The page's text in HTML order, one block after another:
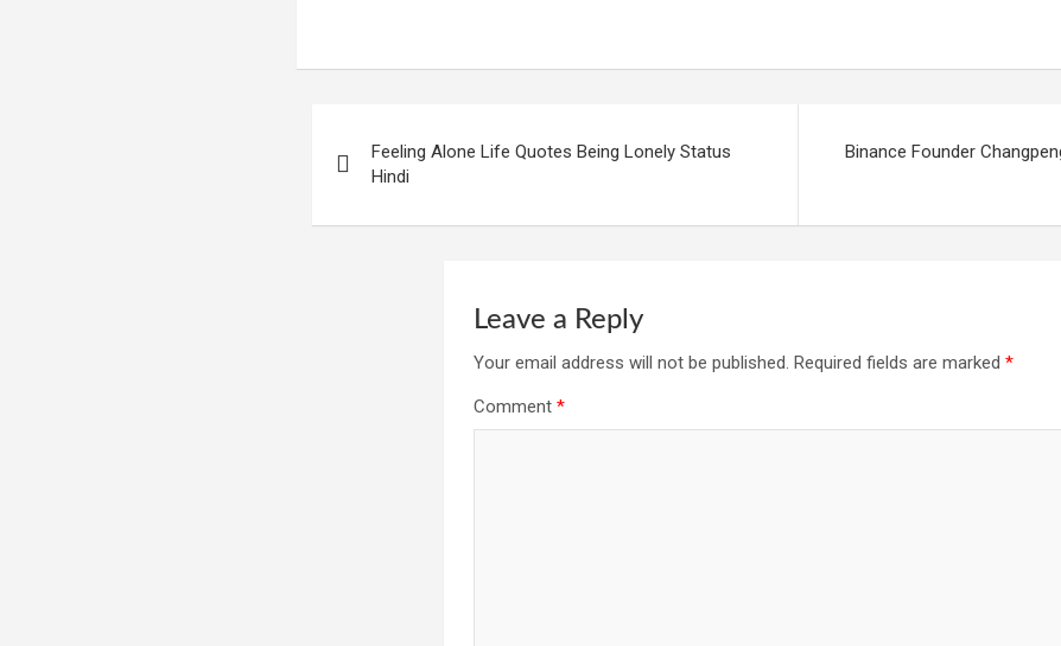
navigation
Feeling Alone Life Quotes Being Lonely Status
Hindi
Binance Founder
Leave a Reply
Your email address will not be published. Required fields are marked *
Comment *